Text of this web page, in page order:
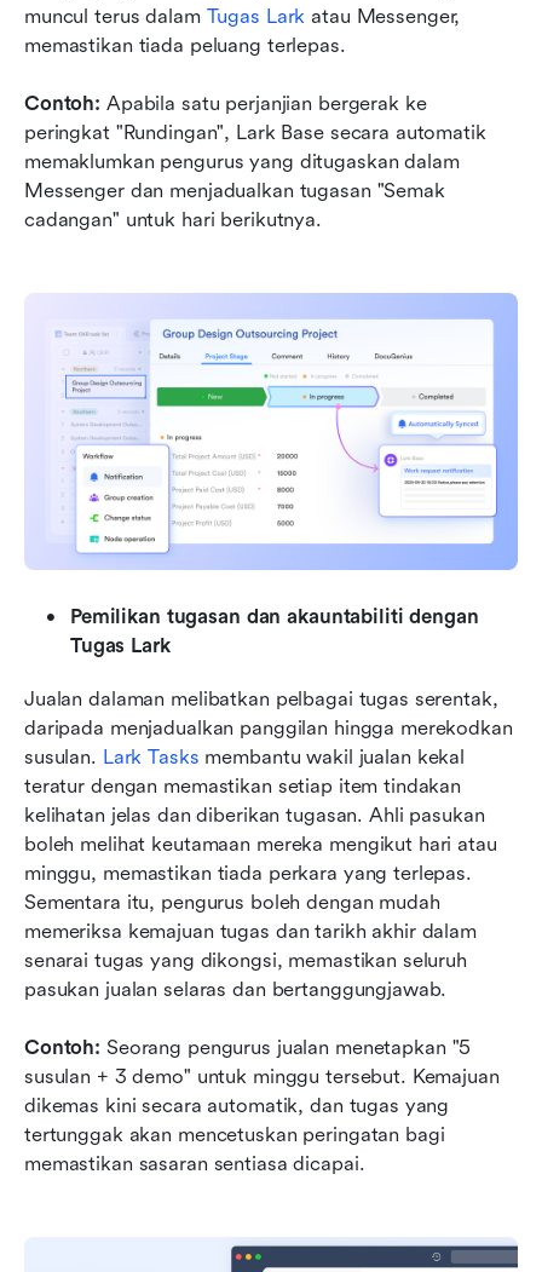
muncul terus dalam Tugas Lark atau Messenger,
memastikan tiada peluang terlepas.
Contoh: Apabila satu perjanjian bergerak ke
peringkat "Rundingan", Lark Base secara automatik
memaklumkan pengurus yang ditugaskan dalam
Messenger dan menjadualkan tugasan "Semak
cadangan" untuk hari berikutnya.
Pemilikan tugasan dan akauntabiliti dengan
Tugas Lark
Jualan dalaman melibatkan pelbagai tugas serentak,
daripada menjadualkan panggilan hingga merekodkan
susulan. Lark Tasks membantu wakil jualan kekal
teratur dengan memastikan setiap item tindakan
kelihatan jelas dan diberikan tugasan. Ahli pasukan
boleh melihat keutamaan mereka mengikut hari atau
minggu, memastikan tiada perkara yang terlepas.
Sementara itu, pengurus boleh dengan mudah
memeriksa kemajuan tugas dan tarikh akhir dalam
senarai tugas yang dikongsi, memastikan seluruh
pasukan jualan selaras dan bertanggungjawab.
Contoh: Seorang pengurus jualan menetapkan "5
susulan + 3 demo" untuk minggu tersebut. Kemajuan
dikemas kini secara automatik, dan tugas yang
tertunggak akan mencetuskan peringatan bagi
memastikan sasaran sentiasa dicapai.